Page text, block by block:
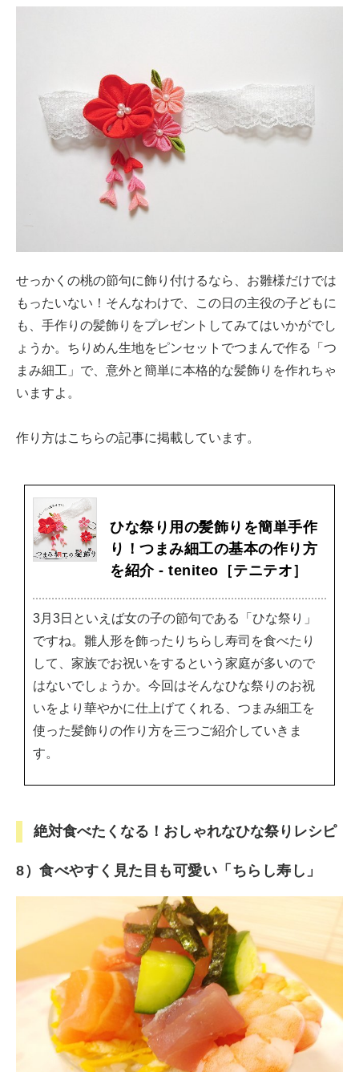
せっかくの桃の節句に飾り付けるなら、お雛様だけでは
もったいない！そんなわけで、この日の主役の子どもに
も、手作りの髪飾りをプレゼントしてみてはいかがでし
ょうか。ちりめん生地をピンセットでつまんで作る「つ
まみ細工」で、意外と簡単に本格的な髪飾りを作れちゃ
いますよ。
作り方はこちらの記事に掲載しています。
ひな祭り用の髪飾りを簡単手作
り！つまみ細工の基本の作り方
を紹介 - teniteo［テニテオ］
3月3日といえば女の子の節句である「ひな祭り」
ですね。雛人形を飾ったりちらし寿司を食べたり
して、家族でお祝いをするという家庭が多いので
はないでしょうか。今回はそんなひな祭りのお祝
いをより華やかに仕上げてくれる、つまみ細工を
使った髪飾りの作り方を三つご紹介していきま
す。
絶対食べたくなる！おしゃれなひな祭りレシピ
8）食べやすく見た目も可愛い「ちらし寿し」